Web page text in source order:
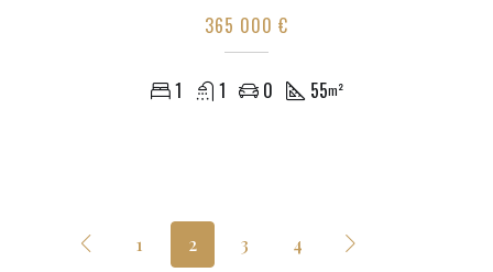
365 000 €
1 1 0 55m²
1 2 3 4